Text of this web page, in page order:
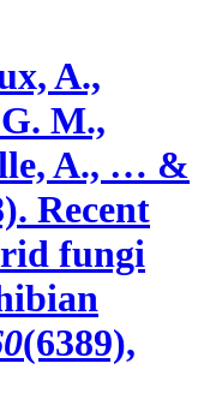
A.,
M.,
A., … &
Recent
fungi
(6389),